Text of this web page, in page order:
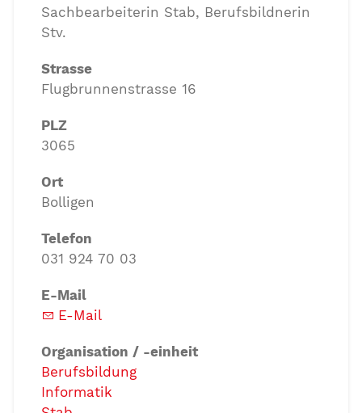
Sachbearbeiterin Stab, Berufsbildnerin
Stv.
Strasse
Flugbrunnenstrasse 16
PLZ
3065
Ort
Bolligen
Telefon
031 924 70 03
E-Mail
E-Mail
Organisation / -einheit
Berufsbildung
Informatik